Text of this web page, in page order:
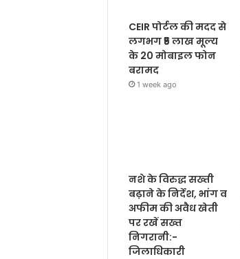
CEIR पोर्टल की मदद से
लगभग ₹5 लाख मूल्य
के 20 मोबाइल फोन
बरामद
1 week ago
नशे के विरुद्ध सख्ती
बढ़ाने के निर्देश, भांग व
अफीम की अवैध खेती
पर रखें सख्त
निगरानी:-
जिलाधिकारी